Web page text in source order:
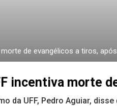
de evangélicos a tiros,
incentiva morte
da UFF, Pedro Aguiar,